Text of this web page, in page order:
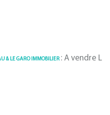
IMMOBILIER: A vendre Local